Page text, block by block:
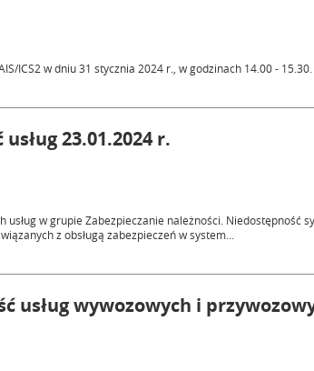
ICS2 w dniu 31 stycznia 2024 r., w godzinach 14.00 - 15.30.
23.01.2024 r.
w grupie Zabezpieczanie należności. Niedostępność
z obsługą zabezpieczeń w system...
usług wywozowych i